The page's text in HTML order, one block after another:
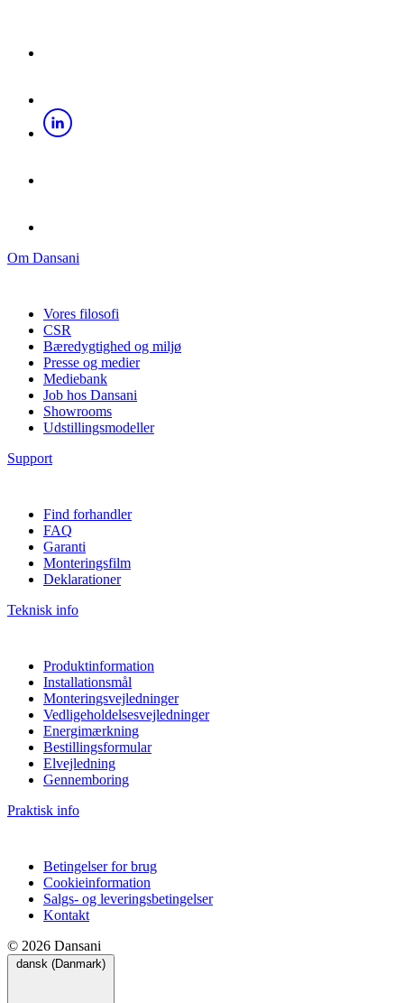
Om Dansani
Vores filosofi
CSR
Bæredygtighed og miljø
Presse og medier
Mediebank
Job hos Dansani
Showrooms
Udstillingsmodeller
Support
Find forhandler
FAQ
Garanti
Monteringsfilm
Deklarationer
Teknisk info
Produktinformation
Installationsmål
Monteringsvejledninger
Vedligeholdelsesvejledninger
Energimærkning
Bestillingsformular
Elvejledning
Gennemboring
Praktisk info
Betingelser for brug
Cookieinformation
Salgs- og leveringsbetingelser
Kontakt
© 2026 Dansani
dansk (Danmark)